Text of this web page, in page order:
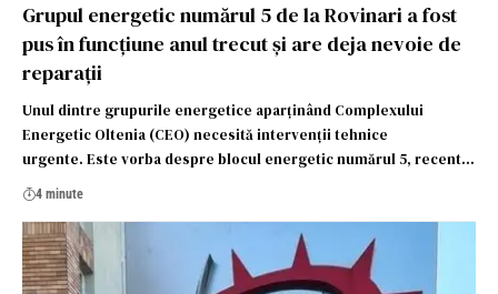
Grupul energetic numărul 5 de la Rovinari a fost
pus în funcțiune anul trecut și are deja nevoie de
reparații
Unul dintre grupurile energetice aparținând Complexului
Energetic Oltenia (CEO) necesită intervenții tehnice
urgente. Este vorba despre blocul energetic numărul 5, recent…
4 minute